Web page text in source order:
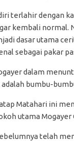
terlahir dengan
kembali normal.
dasar utama
sebagai pakar
dalam
bumbu-
Matahari ini
utama Mogayer
telah